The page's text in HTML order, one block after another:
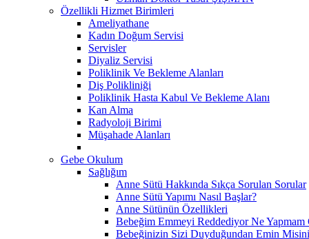
Özellikli Hizmet Birimleri
Ameliyathane
Kadın Doğum Servisi
Servisler
Diyaliz Servisi
Poliklinik Ve Bekleme Alanları
Diş Polikliniği
Poliklinik Hasta Kabul Ve Bekleme Alanı
Kan Alma
Radyoloji Birimi
Müşahade Alanları
Gebe Okulum
Sağlığım
Anne Sütü Hakkında Sıkça Sorulan Sorular
Anne Sütü Yapımı Nasıl Başlar?
Anne Sütünün Özellikleri
Bebeğim Emmeyi Reddediyor Ne Yapmam
Bebeğinizin Sizi Duyduğundan Emin